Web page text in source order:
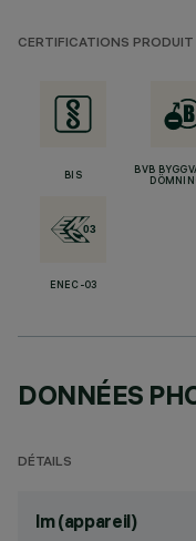
CERTIFICATIONS PRODUIT
BIS
BVB
ENEC-03
DONNÉES
DÉTAILS
lm (appareil)